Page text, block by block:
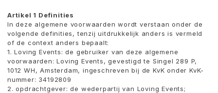
Artikel 1 Definities
In deze algemene voorwaarden wordt verstaan ​​onder de
volgende definities, tenzij uitdrukkelijk anders is vermeld
of de context anders bepaalt:
1. Loving Events: de gebruiker van deze algemene
voorwaarden: Loving Events, gevestigd te Singel 289 P,
1012 WH, Amsterdam, ingeschreven bij de KvK onder KvK-
nummer: 34192809
2. opdrachtgever: de wederpartij van Loving Events;